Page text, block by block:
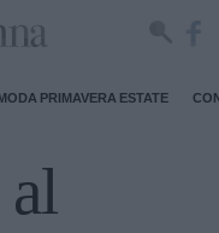
PRIMAVERA ESTATE